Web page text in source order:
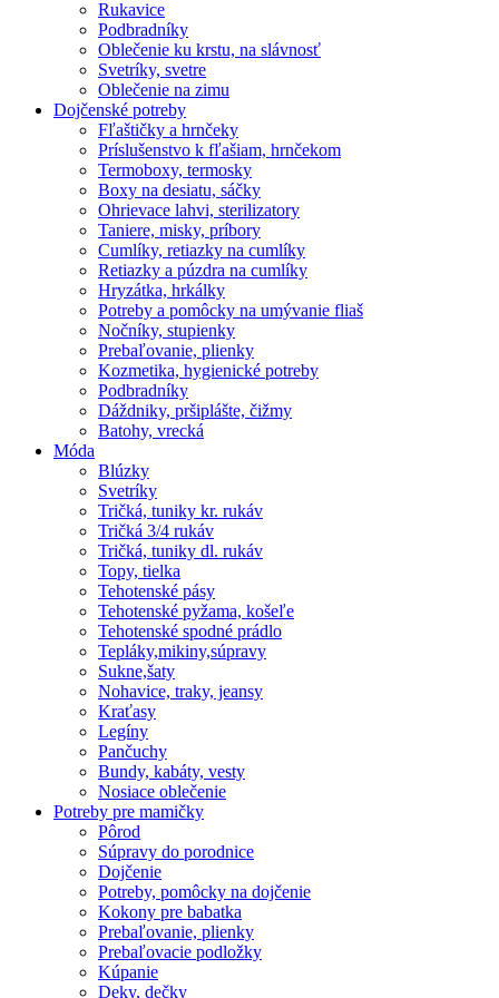
Rukavice
Podbradníky
Oblečenie ku krstu, na slávnosť
Svetríky, svetre
Oblečenie na zimu
Dojčenské potreby
Fľaštičky a hrnčeky
Príslušenstvo k fľašiam, hrnčekom
Termoboxy, termosky
Boxy na desiatu, sáčky
Ohrievace lahvi, sterilizatory
Taniere, misky, príbory
Cumlíky, retiazky na cumlíky
Retiazky a púzdra na cumlíky
Hryzátka, hrkálky
Potreby a pomôcky na umývanie fliaš
Nočníky, stupienky
Prebaľovanie, plienky
Kozmetika, hygienické potreby
Podbradníky
Dáždniky, pršiplášte, čižmy
Batohy, vrecká
Móda
Blúzky
Svetríky
Tričká, tuniky kr. rukáv
Tričká 3/4 rukáv
Tričká, tuniky dl. rukáv
Topy, tielka
Tehotenské pásy
Tehotenské pyžama, košeľe
Tehotenské spodné prádlo
Tepláky,mikiny,súpravy
Sukne,šaty
Nohavice, traky, jeansy
Kraťasy
Legíny
Pančuchy
Bundy, kabáty, vesty
Nosiace oblečenie
Potreby pre mamičky
Pôrod
Súpravy do porodnice
Dojčenie
Potreby, pomôcky na dojčenie
Kokony pre babatka
Prebaľovanie, plienky
Prebaľovacie podložky
Kúpanie
Deky, dečky